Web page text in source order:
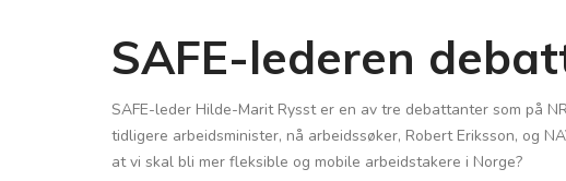
SAFE-lederen
SAFE-leder Hilde-Marit Rysst er en av tre debattanter som på
tidligere arbeidsminister, nå arbeidssøker, Robert Eriksson, og
at vi skal bli mer fleksible og mobile arbeidstakere i Norge?